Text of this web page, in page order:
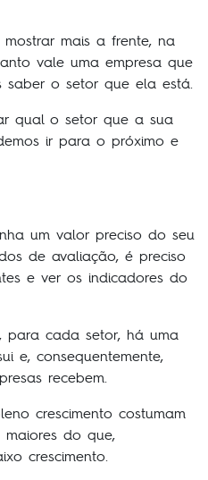
mais a frente, na
vale uma empresa que
saber o setor que ela está.
qual o setor que a sua
ir para o próximo e
um valor preciso do seu
de avaliação, é preciso
e ver os indicadores do
para cada setor, há uma
e, consequentemente,
recebem.
crescimento costumam
do que,
crescimento.